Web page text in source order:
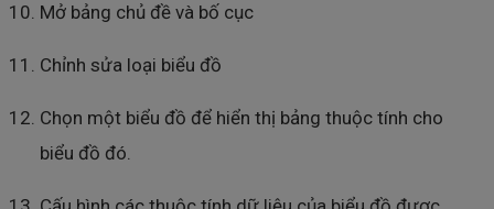
Mở bảng chủ đề và bố cục
Chỉnh sửa loại biểu đồ
Chọn một biểu đồ để hiển thị bảng thuộc tính cho
biểu đồ đó.